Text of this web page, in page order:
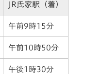
JR氏家駅（着）
午前9時15分
午前10時50分
午後1時30分